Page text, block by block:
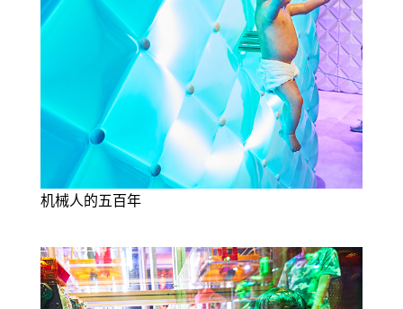
机械人的五百年